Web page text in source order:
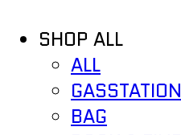
SHOP ALL
ALL
GASSTATION
BAG